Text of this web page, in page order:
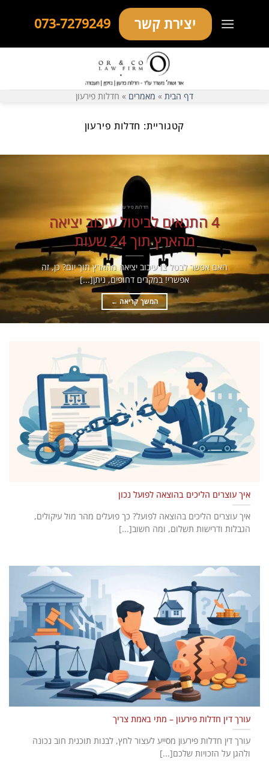
יצירת קשר 073-7279249
דף הבית » מאמרים » חדלות פירעון
קטגוריית: חדלות פירעון
חדלות פירעון
4 התנאים לביטול עיכוב יציאה
מהארץ תוך 24 שעות
האם אפשר לבטל צו עיכוב יציאה מהארץ תוך יום? כן, זה
אפשרי! במקרים דחופים, ניתן[...]
המשך קריאה ←
איך עוצרים הליכים בהוצאה לפועל נכון
איך עוצרים הליכים בהוצאה לפועל? כך פועלים מהר מול עיקולים,
הגבלות ודרישות תשלום, ומה חשוב[...]
עורך דין חדלות פירעון – מתי באמת צריך
עורך דין חדלות פירעון מסייע לעצור לחץ, לבנות תוכנית חוב נכונה
ולהגן על הזכויות שלכם[...]